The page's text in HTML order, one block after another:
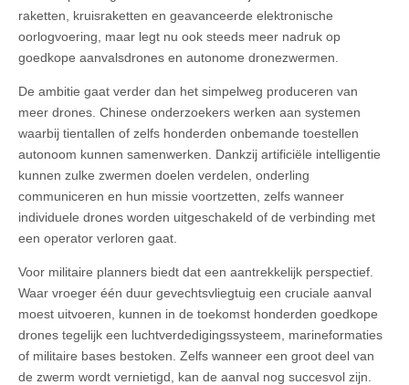
raketten, kruisraketten en geavanceerde elektronische
oorlogvoering, maar legt nu ook steeds meer nadruk op
goedkope aanvalsdrones en autonome dronezwermen.
De ambitie gaat verder dan het simpelweg produceren van
meer drones. Chinese onderzoekers werken aan systemen
waarbij tientallen of zelfs honderden onbemande toestellen
autonoom kunnen samenwerken. Dankzij artificiële intelligentie
kunnen zulke zwermen doelen verdelen, onderling
communiceren en hun missie voortzetten, zelfs wanneer
individuele drones worden uitgeschakeld of de verbinding met
een operator verloren gaat.
Voor militaire planners biedt dat een aantrekkelijk perspectief.
Waar vroeger één duur gevechtsvliegtuig een cruciale aanval
moest uitvoeren, kunnen in de toekomst honderden goedkope
drones tegelijk een luchtverdedigingssysteem, marineformaties
of militaire bases bestoken. Zelfs wanneer een groot deel van
de zwerm wordt vernietigd, kan de aanval nog succesvol zijn.